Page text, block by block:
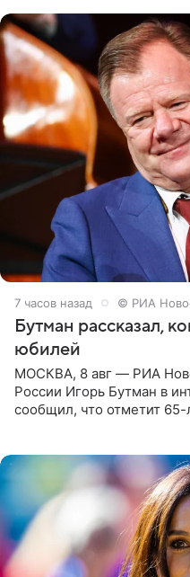
7 часов назад © РИА
Бутман рассказал,
юбилей
МОСКВА, 8 авг — РИА
России Игорь Бутман в
сообщил, что отметит